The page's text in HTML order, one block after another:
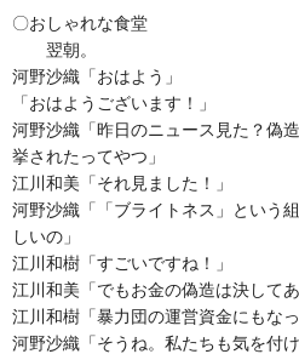
〇おしゃれな食堂
翌朝。
河野沙織「おはよう」
「おはようございます！」
河野沙織「昨日のニュース見た？偽
挙されたってやつ」
江川和美「それ見ました！」
河野沙織「「ブライトネス」という
しいの」
江川和樹「すごいですね！」
江川和美「でもお金の偽造は決して
江川和樹「暴力団の運営資金にもなっ
河野沙織「そうね。私たちも気を付け